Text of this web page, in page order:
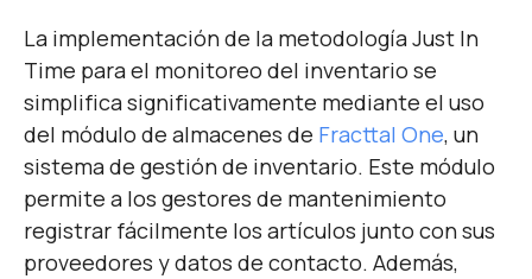
La implementación de la metodología Just In
Time para el monitoreo del inventario se
simplifica significativamente mediante el uso
del módulo de almacenes de Fracttal One, un
sistema de gestión de inventario. Este módulo
permite a los gestores de mantenimiento
registrar fácilmente los artículos junto con sus
proveedores y datos de contacto. Además,